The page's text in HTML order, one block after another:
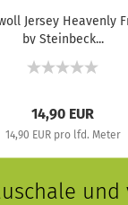
Jersey Heavenly
by Steinbeck...
14,90 EUR
14,90 EUR pro lfd. Meter